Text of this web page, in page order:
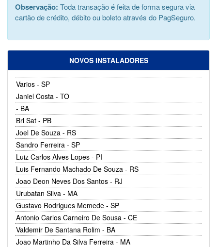
Observação: Toda transação é feita de forma segura via
cartão de crédito, débito ou boleto através do PagSeguro.
NOVOS INSTALADORES
Varios - SP
Janiel Costa - TO
- BA
Brl Sat - PB
Joel De Souza - RS
Sandro Ferreira - SP
Luiz Carlos Alves Lopes - PI
Luis Fernando Machado De Souza - RS
Joao Deon Neves Dos Santos - RJ
Urubatan Silva - MA
Gustavo Rodrigues Memede - SP
Antonio Carlos Carneiro De Sousa - CE
Valdemir De Santana Rolim - BA
Joao Martinho Da Silva Ferreira - MA